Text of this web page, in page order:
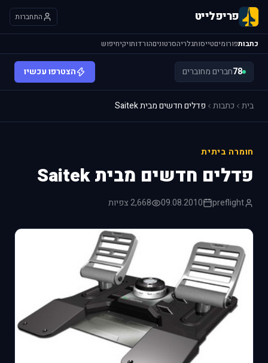
פריפלייט התחברות
כתבותפורומיםטייסותגלריהסרטוניםהורדותויקיחיפוש
78חברים מחוברים הצטרפו עכשיו
בית כתבות פדלים חדשים מבית Saitek
חומרה ביתית
פדלים חדשים מבית Saitek
preflight
09.08.2010 2,668 צפיות